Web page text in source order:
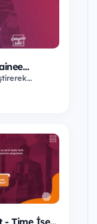
- Time İşe